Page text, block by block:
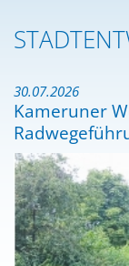
30.07.2026
Kameruner